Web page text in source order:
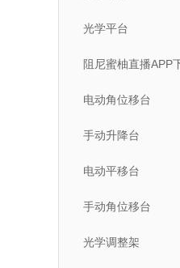
光学平台
阻尼蜜柚直播APP
电动角位移台
手动升降台
电动平移台
手动角位移台
光学调整架